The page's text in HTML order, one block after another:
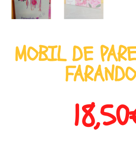
MOBIL DE
18,50